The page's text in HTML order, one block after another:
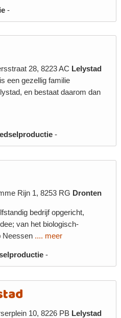
-
28, 8223 AC Lelystad
een gezellig familie
en bestaat daarom dan
-
Rijn 1, 8253 RG Dronten
bedrijf opgericht,
van het biologisch-
Neessen .... meer
-
10, 8226 PB Lelystad